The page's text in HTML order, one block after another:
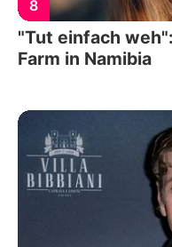
8
"Tut einfach
Farm in Namibia